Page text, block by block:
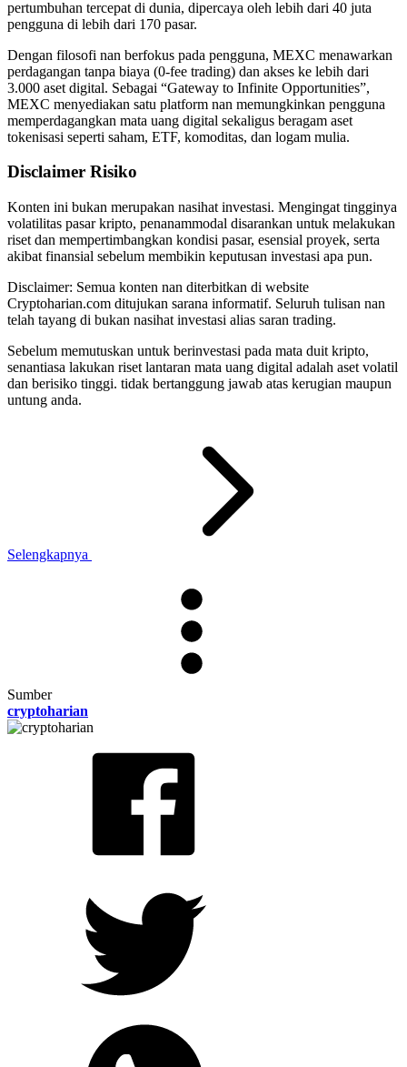
pertumbuhan tercepat di dunia, dipercaya oleh lebih dari 40 juta
pengguna di lebih dari 170 pasar.
Dengan filosofi nan berfokus pada pengguna, MEXC menawarkan
perdagangan tanpa biaya (0-fee trading) dan akses ke lebih dari
3.000 aset digital. Sebagai “Gateway to Infinite Opportunities”,
MEXC menyediakan satu platform nan memungkinkan pengguna
memperdagangkan mata uang digital sekaligus beragam aset
tokenisasi seperti saham, ETF, komoditas, dan logam mulia.
Disclaimer Risiko
Konten ini bukan merupakan nasihat investasi. Mengingat tingginya
volatilitas pasar kripto, penanammodal disarankan untuk melakukan
riset dan mempertimbangkan kondisi pasar, esensial proyek, serta
akibat finansial sebelum membikin keputusan investasi apa pun.
Disclaimer: Semua konten nan diterbitkan di website
Cryptoharian.com ditujukan sarana informatif. Seluruh tulisan nan
telah tayang di bukan nasihat investasi alias saran trading.
Sebelum memutuskan untuk berinvestasi pada mata duit kripto,
senantiasa lakukan riset lantaran mata uang digital adalah aset volatil
dan berisiko tinggi. tidak bertanggung jawab atas kerugian maupun
untung anda.
Selengkapnya
Sumber
cryptoharian